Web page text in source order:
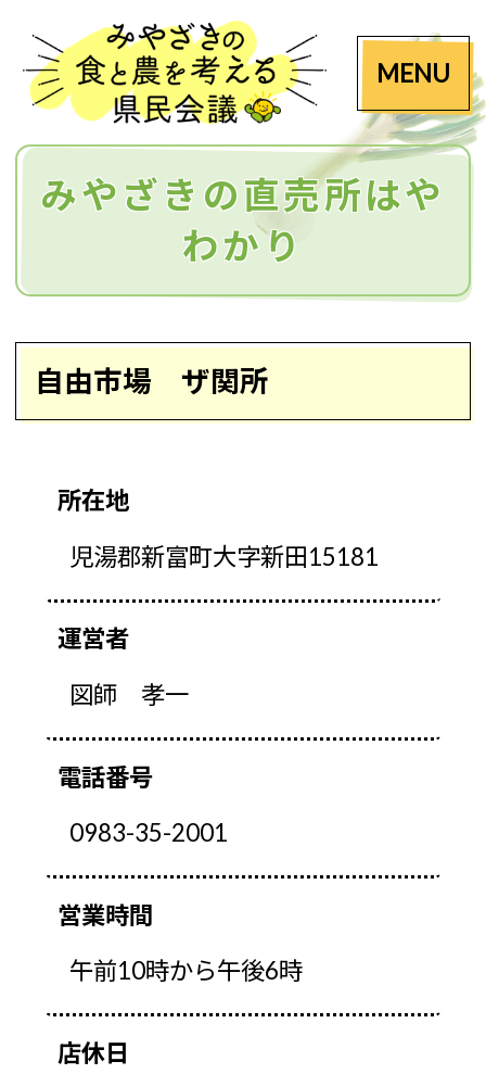
MENU
みやざきの直売所はや
わかり
自由市場 ザ関所
所在地
児湯郡新富町大字新田15181
運営者
図師 孝一
電話番号
0983-35-2001
営業時間
午前10時から午後6時
店休日